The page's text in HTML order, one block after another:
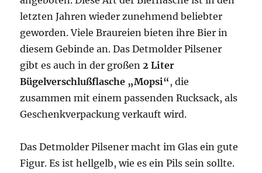
letzten Jahren wieder zunehmend beliebter
geworden. Viele Braureien bieten ihre Bier in
diesem Gebinde an. Das Detmolder Pilsener
gibt es auch in der großen 2 Liter
Bügelverschlußflasche „Mopsi“, die
zusammen mit einem passenden Rucksack, als
Geschenkverpackung verkauft wird.
Das Detmolder Pilsener macht im Glas ein gute
Figur. Es ist hellgelb, wie es ein Pils sein sollte.